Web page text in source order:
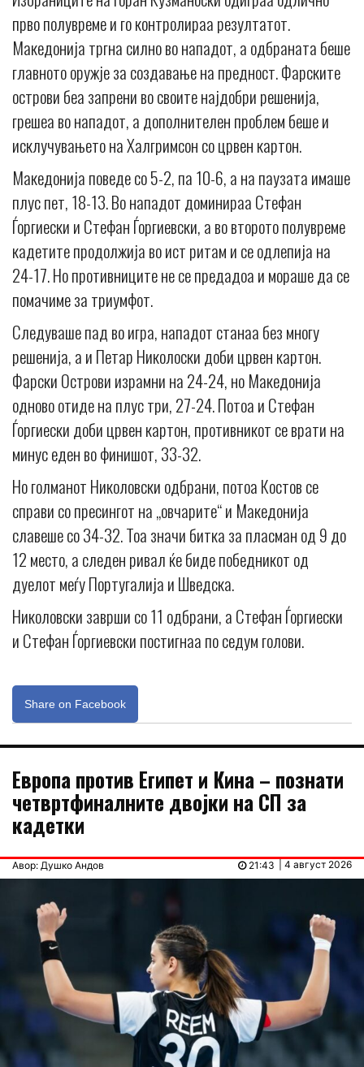
прво полувреме и го контролираа резултатот.
Македонија тргна силно во нападот, а одбраната беше
главното оружје за создавање на предност. Фарските
острови беа запрени во своите најдобри решенија,
грешеа во нападот, а дополнителен проблем беше и
исклучувањето на Халгримсон со црвен картон.
Македонија поведе со 5-2, па 10-6, а на паузата имаше
плус пет, 18-13. Во нападот доминираа Стефан
Ѓоргиески и Стефан Ѓоргиевски, а во второто полувреме
кадетите продолжија во ист ритам и се одлепија на
24-17. Но противниците не се предадоа и мораше да се
помачиме за триумфот.
Следуваше пад во игра, нападот станаа без многу
решенија, а и Петар Николоски доби црвен картон.
Фарски Острови израмни на 24-24, но Македонија
одново отиде на плус три, 27-24. Потоа и Стефан
Ѓоргиески доби црвен картон, противникот се врати на
минус еден во финишот, 33-32.
Но голманот Николовски одбрани, потоа Костов се
справи со пресингот на „овчарите“ и Македонија
славеше со 34-32. Тоа значи битка за пласман од 9 до
12 место, а следен ривал ќе биде победникот од
дуелот меѓу Португалија и Шведска.
Николовски заврши со 11 одбрани, а Стефан Ѓоргиески
и Стефан Ѓоргиевски постигнаа по седум голови.
Share on Facebook
Европа против Египет и Кина – познати
четвртфиналните двојки на СП за
кадетки
Авор: Душко Андов | 4 август 2026
21:43